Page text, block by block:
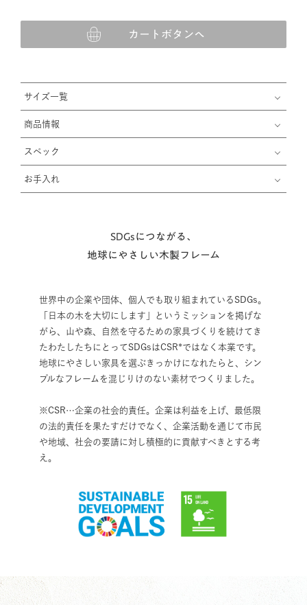
カートボタンへ
サイズ一覧
商品情報
スペック
お手入れ
SDGsにつながる、
地球にやさしい木製フレーム
世界中の企業や団体、個人でも取り組まれているSDGs。
「日本の木を大切にします」というミッションを掲げな
がら、山や森、自然を守るための家具づくりを続けてき
たわたしたちにとってSDGsはCSR*ではなく本業です。
地球にやさしい家具を選ぶきっかけになれたらと、シン
プルなフレームを混じりけのない素材でつくりました。
※CSR…企業の社会的責任。企業は利益を上げ、最低限
の法的責任を果たすだけでなく、企業活動を通じて市民
や地域、社会の要請に対し積極的に貢献すべきとする考
え。